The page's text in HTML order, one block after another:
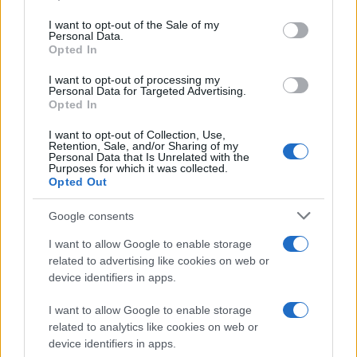
use your data for below specified purposes in below Google
consent section.
I want to opt-out of the Sale of my
Personal Data.
Opted In
I want to opt-out of processing my
Personal Data for Targeted Advertising.
Opted In
I want to opt-out of Collection, Use,
Retention, Sale, and/or Sharing of my
Personal Data that Is Unrelated with the
Purposes for which it was collected.
Opted Out
Google consents
I want to allow Google to enable storage
related to advertising like cookies on web or
device identifiers in apps.
I want to allow Google to enable storage
related to analytics like cookies on web or
device identifiers in apps.
το κέντρο της Θεσσαλονίκης. Είμαι απολύτως ξεκάθαρος σε
αυτό. Η ΔΕΘ είναι ταυτισμένη με την πόλη, η οποία μάλιστα
συγκεντρώνει όλα εκείνα τα χαρακτηριστικά που της
συνεδριακό κέντρο.
Σε ό,τι αφορά τις καθυστερήσεις, η εμπειρία δείχνει ότι οι
περισσότερες καθυστερήσεις που αφορούν έργα της
Θεσσαλονίκης εντοπίζουν την γενεσιουργό αιτία στην ίδια
την πόλη. Αυτό είναι κάτι που έχουμε δει να
επαναλαμβάνεται διαχρονικά και οφείλουμε να το
λαμβάνουμε υπόψη όταν συζητάμε για τα
Πάμε λίγο στα αμιγώς πολιτικά: Θα καταφέρει η
κυβέρνηση να φτάσει στην τελική ευθεία και να
διεκδικήσει την αυτοδυναμία; Από τι θα εξαρτηθεί αυτό;
Η κυβέρνηση έχει ήδη μπει στην τελική ευθεία, καθώς
πλησιάζουμε στον τελευταίο χρόνο της θητείας της. Στόχος